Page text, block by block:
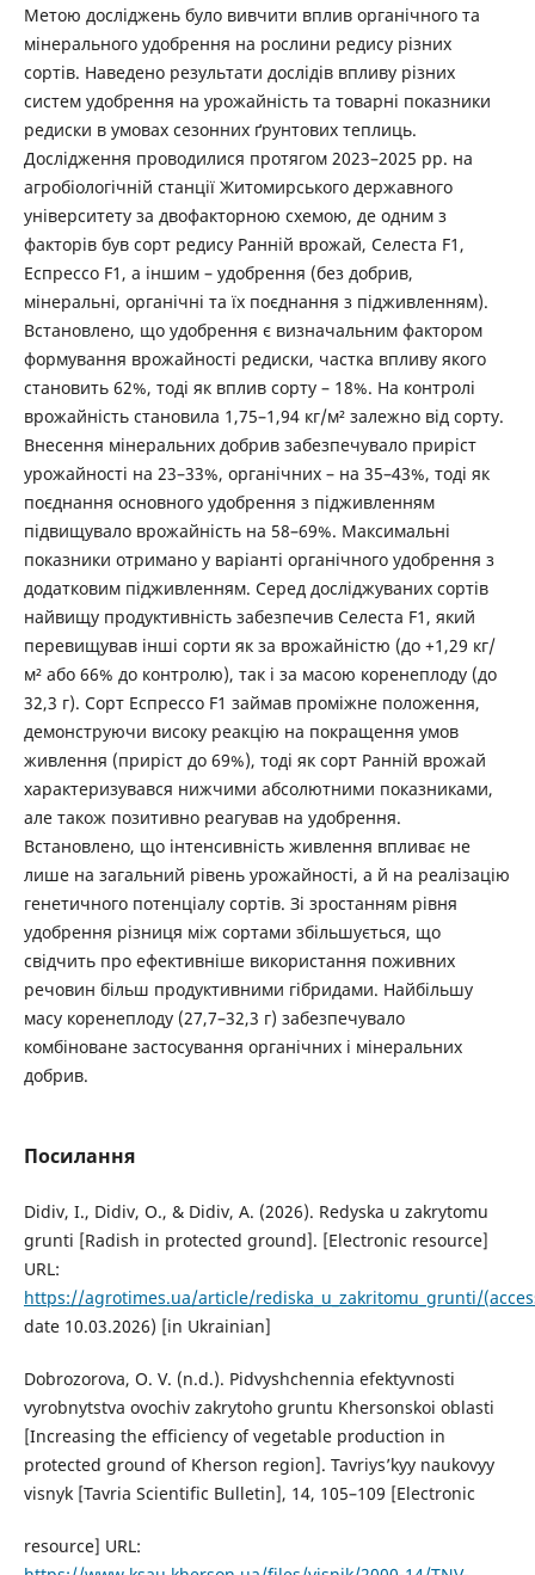
Метою досліджень було вивчити вплив органічного та
мінерального удобрення на рослини редису різних
сортів. Наведено результати дослідів впливу різних
систем удобрення на урожайність та товарні показники
редиски в умовах сезонних ґрунтових теплиць.
Дослідження проводилися протягом 2023–2025 рр. на
агробіологічній станції Житомирського державного
університету за двофакторною схемою, де одним з
факторів був сорт редису Ранній врожай, Селеста F1,
Еспрессо F1, а іншим – удобрення (без добрив,
мінеральні, органічні та їх поєднання з підживленням).
Встановлено, що удобрення є визначальним фактором
формування врожайності редиски, частка впливу якого
становить 62%, тоді як вплив сорту – 18%. На контролі
врожайність становила 1,75–1,94 кг/м² залежно від сорту.
Внесення мінеральних добрив забезпечувало приріст
урожайності на 23–33%, органічних – на 35–43%, тоді як
поєднання основного удобрення з підживленням
підвищувало врожайність на 58–69%. Максимальні
показники отримано у варіанті органічного удобрення з
додатковим підживленням. Серед досліджуваних сортів
найвищу продуктивність забезпечив Селеста F1, який
перевищував інші сорти як за врожайністю (до +1,29 кг/
м² або 66% до контролю), так і за масою коренеплоду (до
32,3 г). Сорт Еспрессо F1 займав проміжне положення,
демонструючи високу реакцію на покращення умов
живлення (приріст до 69%), тоді як сорт Ранній врожай
характеризувався нижчими абсолютними показниками,
але також позитивно реагував на удобрення.
Встановлено, що інтенсивність живлення впливає не
лише на загальний рівень урожайності, а й на реалізацію
генетичного потенціалу сортів. Зі зростанням рівня
удобрення різниця між сортами збільшується, що
свідчить про ефективніше використання поживних
речовин більш продуктивними гібридами. Найбільшу
масу коренеплоду (27,7–32,3 г) забезпечувало
комбіноване застосування органічних і мінеральних
добрив.
Посилання
Didiv, I., Didiv, O., & Didiv, A. (2026). Redyska u zakrytomu
grunti [Radish in protected ground]. [Electronic resource]
URL:
https://agrotimes.ua/article/rediska_u_zakritomu_grunti/
date 10.03.2026) [in Ukrainian]
Dobrozorova, O. V. (n.d.). Pidvyshchennia efektyvnosti
vyrobnytstva ovochiv zakrytoho gruntu Khersonskoi oblasti
[Increasing the efficiency of vegetable production in
protected ground of Kherson region]. Tavriys’kyy naukovyy
visnyk [Tavria Scientific Bulletin], 14, 105–109 [Electronic
resource] URL: